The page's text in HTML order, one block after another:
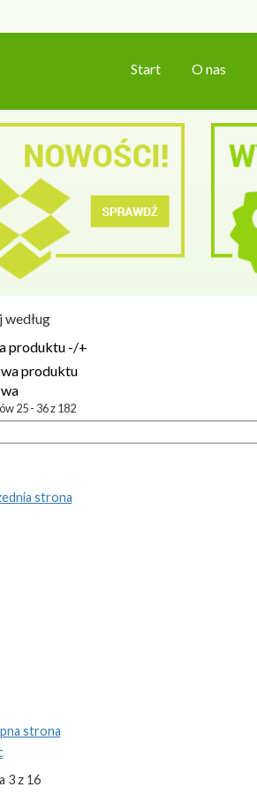
Start O nas
według
produktu -/+
produktu
25 - 36 z 182
strona
strona
3 z 16